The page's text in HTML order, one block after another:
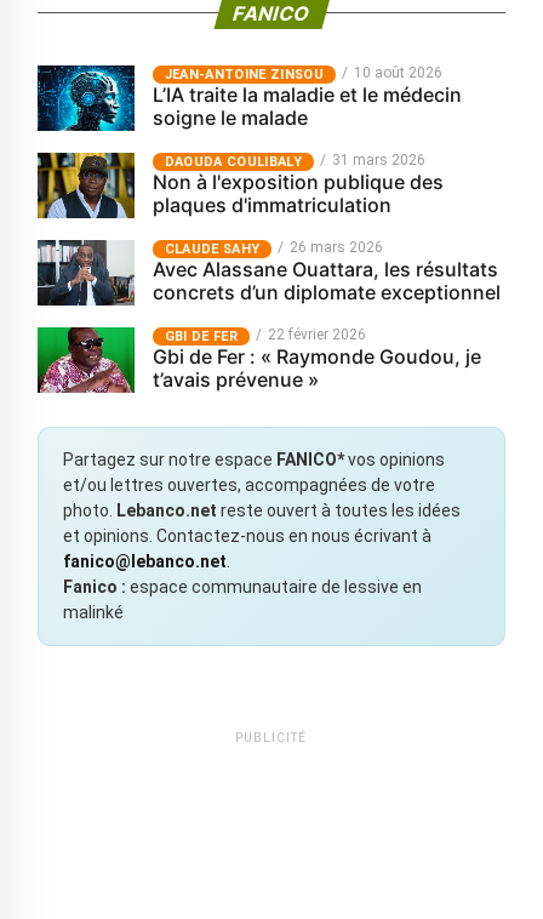
FANICO
JEAN-ANTOINE ZINSOU 10 août 2026
L’IA traite la maladie et le médecin
soigne le malade
‎DAOUDA COULIBALY 31 mars 2026
Non à l'exposition publique des
plaques d'immatriculation
CLAUDE SAHY 26 mars 2026
Avec Alassane Ouattara, les résultats
concrets d’un diplomate exceptionnel
GBI DE FER 22 février 2026
Gbi de Fer : « Raymonde Goudou, je
t’avais prévenue »
Partagez sur notre espace FANICO*vos opinions
et/ou lettres ouvertes, accompagnées de votre
photo.
Lebanco.net reste ouvert à toutes les idées
et opinions. Contactez-nous en nous écrivant à
fanico@lebanco.net
Fanico : espace communautaire de lessive en
malinké
PUBLICITÉ